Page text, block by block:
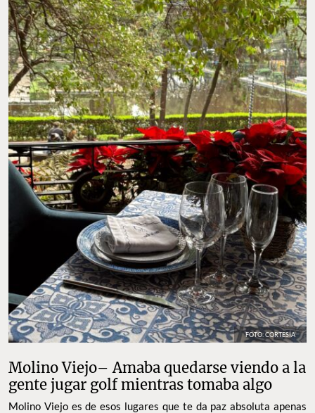
FOTO: CORTESÍA
Molino Viejo– Amaba quedarse viendo a la
gente jugar golf mientras tomaba algo
Molino Viejo es de esos lugares que te da paz absoluta apenas